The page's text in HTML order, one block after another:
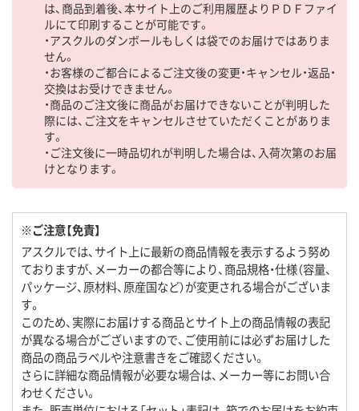
は、商品到着後、本サイト上のご利用履歴よりＰＤＦファイ
ルにて印刷することが可能です。
・アスクルのダンボールもしくは袋でのお届けではありま
せん。
・お客様のご都合によるご注文後の変更・キャンセル・返品・
交換はお受けできません。
・商品のご注文後に商品がお届けできないことが判明した
際には、ご注文をキャンセルさせていただくことがありま
す。
・ご注文後に一時品切れが判明した場合は、入荷次第のお届
けとなります。
※ご注意【免責】
アスクルでは、サイト上に最新の商品情報を表示するよう努め
ておりますが、メーカーの都合等により、商品規格・仕様（容量、
パッケージ、原材料、原産国など）が変更される場合がございま
す。
このため、実際にお届けする商品とサイト上の商品情報の表記
が異なる場合がございますので、ご使用前には必ずお届けした
商品の商品ラベルや注意書きをご確認ください。
さらに詳細な商品情報が必要な場合は、メーカー等にお問い合
わせください。